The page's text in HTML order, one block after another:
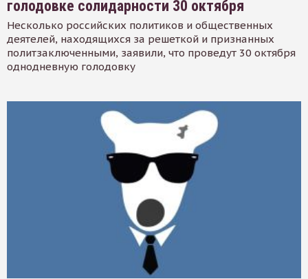
голодовке солидарности 30 октября
Несколько российских политиков и общественных
деятелей, находящихся за решеткой и признанных
политзаключенными, заявили, что проведут 30 октября
однодневную голодовку